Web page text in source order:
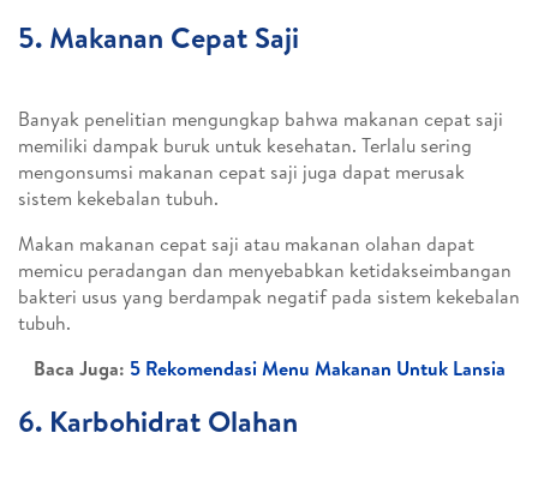
5. Makanan Cepat Saji
Banyak penelitian mengungkap bahwa makanan cepat saji
memiliki dampak buruk untuk kesehatan. Terlalu sering
mengonsumsi makanan cepat saji juga dapat merusak
sistem kekebalan tubuh.
Makan makanan cepat saji atau makanan olahan dapat
memicu peradangan dan menyebabkan ketidakseimbangan
bakteri usus yang berdampak negatif pada sistem kekebalan
tubuh.
Baca Juga: 5 Rekomendasi Menu Makanan Untuk Lansia
6. Karbohidrat Olahan